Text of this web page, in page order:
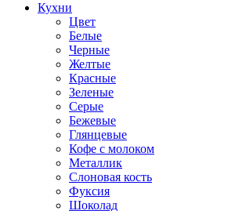
Кухни
Цвет
Белые
Черные
Желтые
Красные
Зеленые
Серые
Бежевые
Глянцевые
Кофе с молоком
Металлик
Слоновая кость
Фуксия
Шоколад